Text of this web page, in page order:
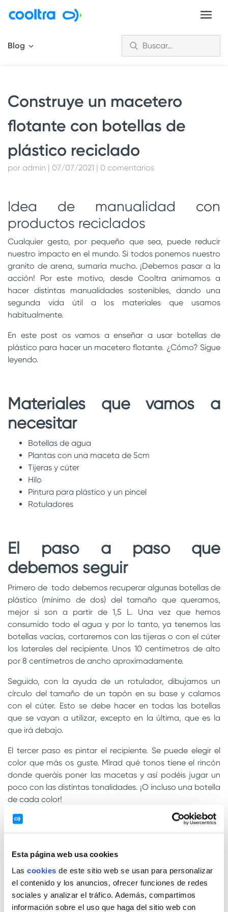
Esta página web usa cookies
Las cookies de este sitio web se usan para personalizar
el contenido y los anuncios, ofrecer funciones de redes
sociales y analizar el tráfico. Además, compartimos
información sobre el uso que haga del sitio web con
Blog
Construye un macetero
flotante con botellas de
plástico reciclado
por admin | 07/07/2021 | 0 comentarios
Idea de manualidad con
productos reciclados
Cualquier gesto, por pequeño que sea, puede reducir
nuestro impacto en el mundo. Si todos ponemos nuestro
granito de arena, sumaría mucho. ¡Debemos pasar a la
acción! Por este motivo, desde Cooltra animamos a
hacer distintas manualidades sostenibles, dando una
segunda vida útil a los materiales que usamos
habitualmente.
En este post os vamos a enseñar a usar botellas de
plástico para hacer un macetero flotante. ¿Cómo? Sigue
leyendo.
Materiales que vamos a
necesitar
Botellas de agua
Plantas con una maceta de 5cm
Tijeras y cúter
Hilo
Pintura para plástico y un pincel
Rotuladores
El paso a paso que
debemos seguir
Primero de todo debemos recuperar algunas botellas de
plástico (mínimo de dos) del tamaño que queramos,
mejor si son a partir de 1,5 L. Una vez que hemos
consumido todo el agua y por lo tanto, ya tenemos las
botellas vacías, cortaremos con las tijeras o con el cúter
los laterales del recipiente. Unos 10 centímetros de alto
por 8 centímetros de ancho aproximadamente.
Seguido, con la ayuda de un rotulador, dibujamos un
círculo del tamaño de un tapón en su base y calamos
con el cúter. Esto se debe hacer en todas las botellas
que se vayan a utilizar, excepto en la última, que es la
que irá debajo.
El tercer paso es pintar el recipiente. Se puede elegir el
color que más os guste. Mirad qué tonos tiene el rincón
donde queráis poner las macetas y así podéis jugar un
poco con las distintas tonalidades. ¡O incluso una botella
de cada color!
Una vez se haya secado la pintura, es el momento de
unirlas entre ellas. Para ello introduciremos el cuello en la
todas ellas.
Después, colocaremos las plantas dentro de cada
recipiente y si fuera necesario lo rellenaremos con tierra.
Desde la botella superior, pasaremos un hilo y